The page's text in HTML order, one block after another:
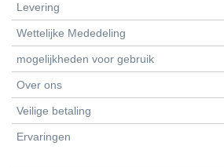
Levering
Wettelijke Mededeling
mogelijkheden voor gebruik
Over ons
Veilige betaling
Ervaringen